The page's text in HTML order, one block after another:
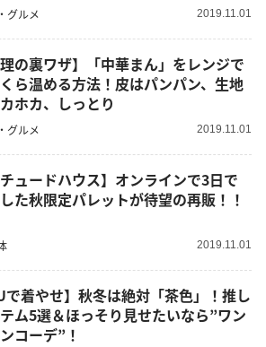
グルメ 2019.11.01
理の裏ワザ】「中華まん」をレンジで
ら温める方法！皮はパンパン、生地
ホカ、しっとり
グルメ 2019.11.01
チュードハウス】オンラインで3日で
た秋限定パレットが待望の再販！！
2019.11.01
で着やせ】秋冬は絶対「茶色」！推し
ム5選＆ほっそり見せたいなら”ワン
コーデ”！